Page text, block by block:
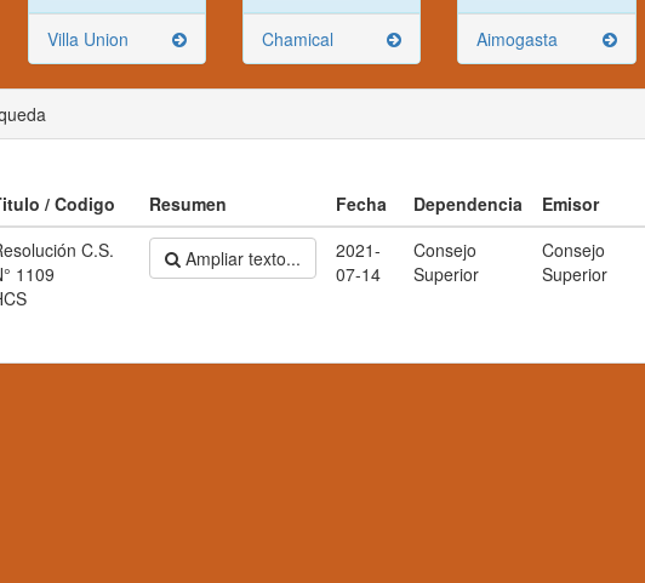
Villa Union Chamical Aimogasta
/ Codigo Resumen Fecha Dependencia Emisor
C.S.
1109
Ampliar texto...
2021-
07-14
Consejo
Superior
Consejo
Superior